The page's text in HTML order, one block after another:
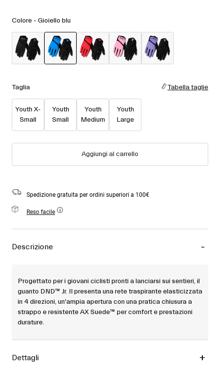
Maschere
Guanti
Ricambi
Utilizzo
Backcountry
Freestyle
Sci Gara
Vedi tutto
Colore - Gioiello blu
Taglia Tabella taglie
Youth X-
Small
Youth
Small
Youth
Medium
Youth
Large
Aggiungi al carrello
Spedizione gratuita per ordini superiori a 100€
Reso facile
Descrizione
Progettato per i giovani ciclisti pronti a lanciarsi sui sentieri, il
guanto DND™ Jr. II presenta una rete traspirante elasticizzata
in 4 direzioni, un'ampia apertura con una pratica chiusura a
strappo e resistente AX Suede™ per comfort e prestazioni
durature.
Dettagli